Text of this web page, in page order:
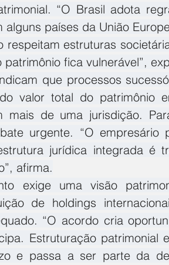
“O Brasil adota
países da União
respeitam estruturas
fica vulnerável”,
que processos
valor total do patrimônio
mais de uma jurisdição.
urgente. “O empresário
jurídica integrada é
afirma.
exige uma visão
de holdings
“O acordo cria
Estruturação patrimonial
e passa a ser parte da